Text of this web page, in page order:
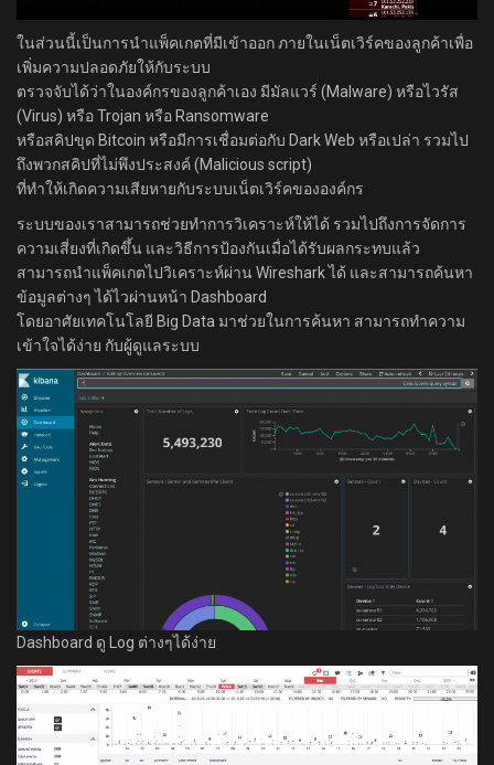
ในส่วนนี้เป็นการนำแพ็คเกตที่มีเข้าออก ภายในเน็ตเวิร์คของลูกค้าเพื่อ
เพิ่มความปลอดภัยให้กับระบบ
ตรวจจับได้ว่าในองค์กรของลูกค้าเอง มีมัลแวร์ (Malware) หรือไวรัส
(Virus) หรือ Trojan หรือ Ransomware
หรือสคิปขุด Bitcoin หรือมีการเชื่อมต่อกับ Dark Web หรือเปล่า รวมไป
ถึงพวกสคิปที่ไม่พึงประสงค์ (Malicious script)
ที่ทำให้เกิดความเสียหายกับระบบเน็ตเวิร์คขององค์กร
ระบบของเราสามารถช่วยทำการวิเคราะห์ให้ได้ รวมไปถึงการจัดการ
ความเสี่ยงที่เกิดขึ้น และวิธีการป้องกันเมื่อได้รับผลกระทบแล้ว
สามารถนำแพ็คเกตไปวิเคราะห์ผ่าน Wireshark ได้ และสามารถค้นหา
ข้อมูลต่างๆ ได้ไวผ่านหน้า Dashboard
โดยอาศัยเทคโนโลยี Big Data มาช่วยในการค้นหา สามารถทำความ
เข้าใจได้ง่าย กับผู้ดูแลระบบ
Dashboard ดู Log ต่างๆได้ง่าย